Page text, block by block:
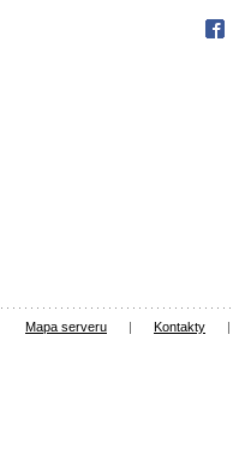
Mapa serveru | Kontakty |